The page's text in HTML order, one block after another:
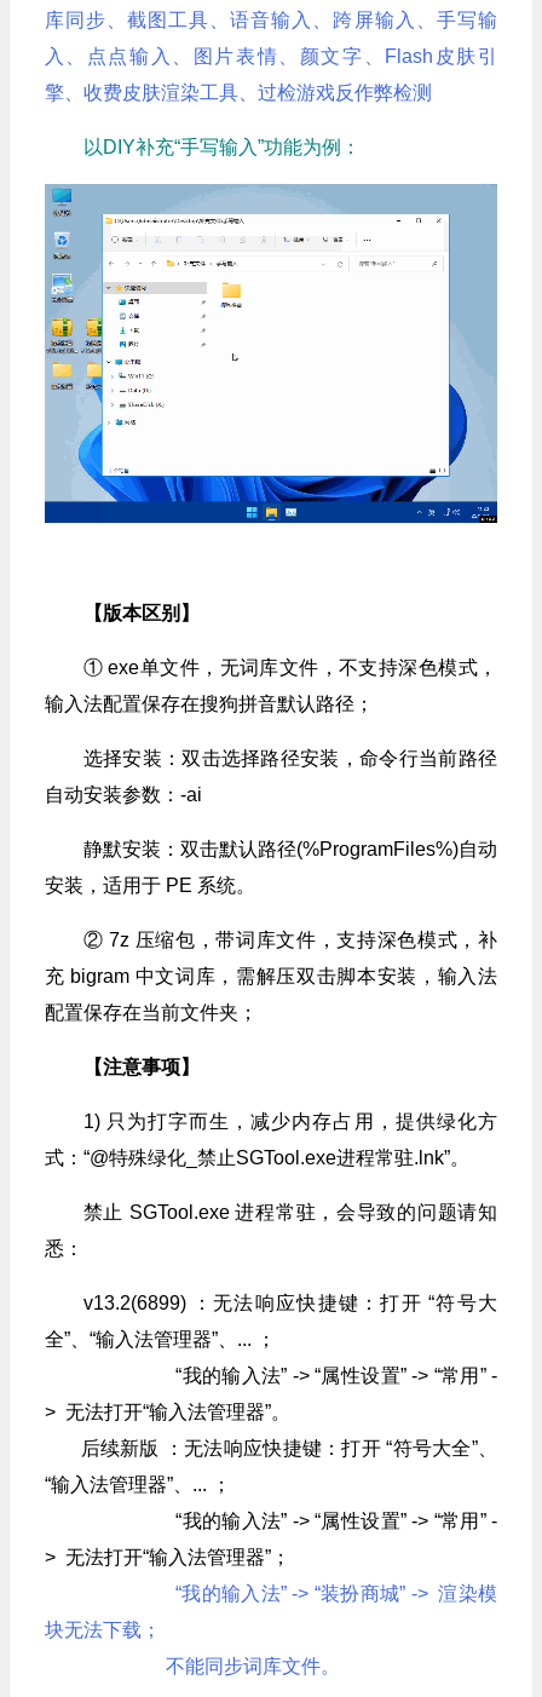
库同步、截图工具、语音输入、跨屏输入、手写输
入、点点输入、图片表情、颜文字、Flash皮肤引
擎、收费皮肤渲染工具、过检游戏反作弊检测
以DIY补充“手写输入”功能为例：
【版本区别】
① exe单文件，无词库文件，不支持深色模式，
输入法配置保存在搜狗拼音默认路径；
选择安装：双击选择路径安装，命令行当前路径
自动安装参数：-ai
静默安装：双击默认路径(%ProgramFiles%)自动
安装，适用于 PE 系统。
② 7z 压缩包，带词库文件，支持深色模式，补
充 bigram 中文词库，需解压双击脚本安装，输入法
配置保存在当前文件夹；
【注意事项】
1) 只为打字而生，减少内存占用，提供绿化方
式：“@特殊绿化_禁止SGTool.exe进程常驻.lnk”。
禁止 SGTool.exe 进程常驻，会导致的问题请知
悉：
v13.2(6899) ：无法响应快捷键：打开 “符号大
全”、“输入法管理器”、... ；
“我的输入法” -> “属性设置” -> “常用” -
> 无法打开“输入法管理器”。
后续新版 ：无法响应快捷键：打开 “符号大全”、
“输入法管理器”、... ；
“我的输入法” -> “属性设置” -> “常用” -
> 无法打开“输入法管理器”；
“我的输入法” -> “装扮商城” -> 渲染模
块无法下载；
不能同步词库文件。